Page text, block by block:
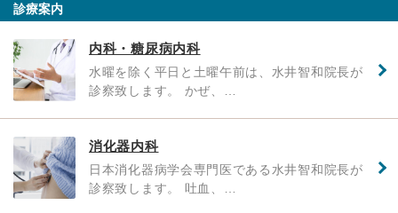
診療案内
内科・糖尿病内科
水曜を除く平日と土曜午前は、水井智和院長が
診察致します。 かぜ、…
消化器内科
日本消化器病学会専門医である水井智和院長が
診察致します。 吐血、…